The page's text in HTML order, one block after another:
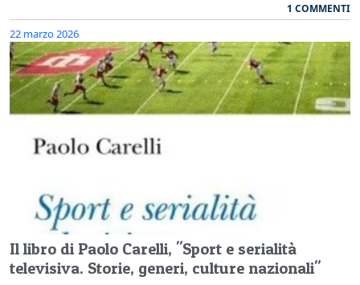
1 COMMENTI
22 marzo 2026
Il libro di Paolo Carelli, "Sport e serialità
televisiva. Storie, generi, culture nazionali"